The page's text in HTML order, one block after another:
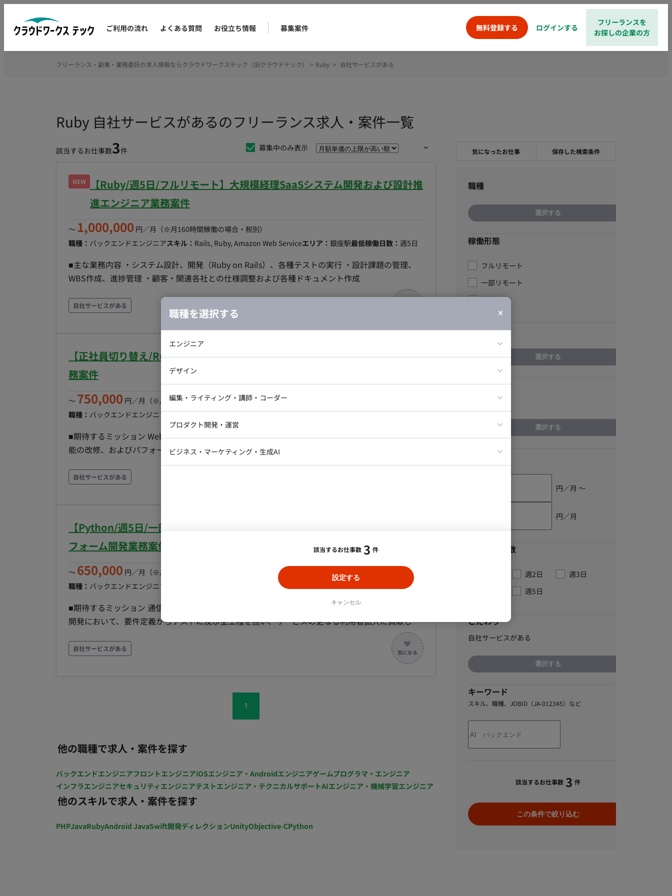
ご利用の流れ よくある質問 お役立ち情報 募集案件 無料登録する ログインする
フリーランスを
お探しの企業の方
Ruby 自社サービスがあるのフリーランス求人・案件一覧
該当するお仕事数3件 募集中のみ表示
NEW
【Ruby/週5日/フルリモート】大規模経理SaaSシステム開発および設計推
進エンジニア業務案件
〜 1,000,000 円／月 （※月160時間稼働の場合・税別）
職種： バックエンドエンジニアスキル： Rails, Ruby, Amazon Web Serviceエリア： 銀座駅最低稼働日数： 週5日
■主な業務内容 ・システム設計、開発（Ruby on Rails）、各種テストの実行 ・設計課題の管理、
WBS作成、進捗管理 ・顧客・関連各社との仕様調整および各種ドキュメント作成
自社サービスがある
【正社員切り替え/Ruby/週4日～/フルリモート】入退室管理システムの開発業
務案件
〜 750,000 円／月 （※月160時間稼働の場合・税別）
職種： バックエンドエンジニアスキル：Railsエリア：田町駅/三田駅最低稼働日数：週4日
■期待するミッション Webプラットフォームの安定稼働と進化を支えるため、新機能開発、既存機
能の改修、およびパフォーマンスの最適化を担っていただきます。特にデータ量増大に対応したア
ーキテクチャの見直しや、APIの高度化において貢献を期待しています。 ■業務内容・担当工程
【Webプラットフォームの設計・開発・運用】 新機能の企画から要件定義、実装、テストまでを一
のレスポンス向上を図ります。 【公開APIの高度化とマネタイズ支援】 外部パートナー向けAPIの
保守運用に加え、利用状況の監視やUX改善、従量課金モデル導入に向けた仕組み構築を行います。
■開発環境 プログラミング：Ruby on Rails, Go FW：React, Vue.js DB：MySQL (Amazon Aurora)
インフラ：AWS, GCP, Docker, Terraform, AWS CloudFormation, CircleCI, GitHub Actions,
Jenkins ※開発効率化のため、Cursor、Devin、Gemini AdvancedなどのAIツールを積極的に導入
（正社員に切り替え時は最低週1日出社） ・PC：貸与（Mac）
自社サービスがある
【Python/週5日/一部リモート/虎ノ門】 外国人向け通信サービス・プラット
フォーム開発業務案件
〜 650,000 円／月 （※月160時間稼働の場合・税別）
職種： バックエンドエンジニア エリア：
■期待するミッション 通信とインバウンドに関わる自社ウェブアプリケーションや管理システムの
開発において、要件定義からテストに及ぶ全工程を担い、サービスの更なる利用者拡大に貢献して
リケーションの裏側の管理システムと、ユーザー向けのプラットフォームの開発を担当します。 ・
SIM・Wi-Fi申し込み/販売サイトの開発 ・SIM・Wi-Fi管理システムの不具合調査と対応 キャリアの
自社サービスがある
1
他の職種で求人・案件を探す
バックエンドエンジニアフロントエンジニアiOSエンジニア・Androidエンジニアゲームプログラマ・エンジニア
インフラエンジニアセキュリティエンジニアテストエンジニア・テクニカルサポートAIエンジニア・機械学習エンジニア
他のスキルで求人・案件を探す
PHPJavaRubyAndroid JavaSwift開発ディレクションUnityObjective-CPython
気になったお仕事 保存した検索条件
職種
選択する
職種を選択する
エンジニア
インフラエンジニア
テストエンジニア・テクニカルサポート
AIエンジニア・機械学習エンジニア
デザイン
Webデザイナー・UI/UXデザイナー
ラストレーター
編集・ライティング・講師・コーダー
プロダクト開発・運営
クトマネージャー
ビジネス・マーケティング・生成AI
該当するお仕事数 3 件
設定する
キャンセル
稼働形態
フルリモート
一部リモート
常駐
エリア
選択する
スキル
選択する
円／月 〜
円／月
最低稼働日数
週2日
週3日
週5日
こだわり
自社サービスがある
選択する
キーワード
スキル、職種、JOBID（JA-012345）など
該当するお仕事数 3 件
この条件で絞り込む
フリーランス・副業・業務委託の求人情報ならクラウドワークステック（旧クラウドテック） > Ruby > 自社サービスがある